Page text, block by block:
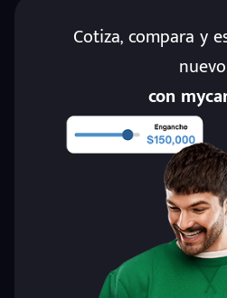
Cotiza, compara y
nuevo
con